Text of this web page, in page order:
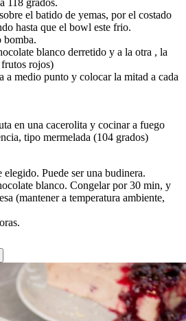
el batido de yemas, por el costado
hasta que el bowl este frio.
bomba.
blanco derretido y a la otra , la
rojos)
a medio punto y colocar la mitad a cada
en una cacerolita y cocinar a fuego
tipo mermelada (104 grados)
Puede ser una budinera.
blanco. Congelar por 30 min, y
(mantener a temperatura ambiente,